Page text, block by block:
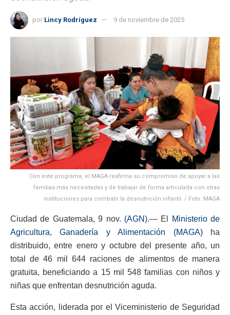
por Lincy Rodríguez 9 de noviembre de 2025
Con este programa, el MAGA reafirma su compromiso de apoyar a las
familias más necesitadas y de trabajar de forma articulada con otras
instituciones para combatir la desnutrición infantil. / Foto: MAGA
Ciudad de Guatemala, 9 nov. (AGN).— El
Ministerio de
Agricultura, Ganadería y Alimentación (MAGA)ha
distribuido, entre enero y octubre del presente año, un
total de 46 mil 644 raciones de alimentos de manera
gratuita, beneficiando a 15 mil 548 familias con niños y
niñas que enfrentan desnutrición aguda.
Esta acción, liderada por el Viceministerio de Seguridad